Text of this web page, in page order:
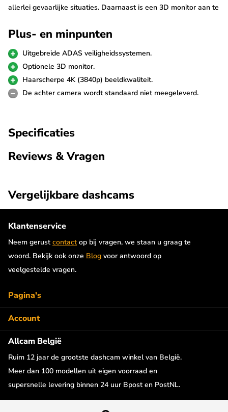
allerlei gevaarlijke situaties. Daarnaast is een 3D monitor aan te
weergegeven. De C2M neemt op in haarscherpe 4K resolutie.
Door de Wifi zijn beelden makkelijk te bekijken via de UTOUR
App en via de ingebouwde GPS ontvanger wordt de snelheid en
locatie altijd bijgehouden.
Uitgebreide ADAS
merk als het gaat om ADAS technologie. Deze C2M
situaties:
situaties met voetgangers en andere niet gemotoriseerde
FCWS(Forward Collision Warning system): Waarschuwt bij
nadering van voorligger met (te) hoge snelheid.
FDWS (Forward Departure Warning system): Waarschuwt als
de voorligger is vertrokken vanuit stilstand (bijvoorbeeld voor
LDWS(Lane Departure Warning system): Waarschuwt als je
ongemerkt van rijbaan dreigt te veranderen.
De rijhulp systemen hebben een bereik van zo'n 60 meter en
kunnen afzonderlijk worden aan- en uitgezet. Bepaalde
systemen kunnen, afhankelijk van het type weg en de verdere
infrastructuur, soms betrouwbaarder zijn dan andere keren.
Vertrouw daarom nooit blind op dergelijke systemen en blijf als
bestuurder altijd alert.
Plus- en minpunten
Uitgebreide ADAS veiligheidssystemen.
Optionele 3D monitor.
Haarscherpe 4K (3840p) beeldkwaliteit.
De achter camera wordt standaard niet meegeleverd.
Specificaties
Reviews & Vragen
Vergelijkbare dashcams
Klantenservice
Neem gerust contact op bij vragen, we staan u graag te
woord. Bekijk ook onze Blog voor antwoord op
veelgestelde vragen.
Pagina's
Account
Allcam België
Ruim 12 jaar de grootste dashcam winkel van België.
Meer dan 100 modellen uit eigen voorraad en
supersnelle levering binnen 24 uur Bpost en PostNL.